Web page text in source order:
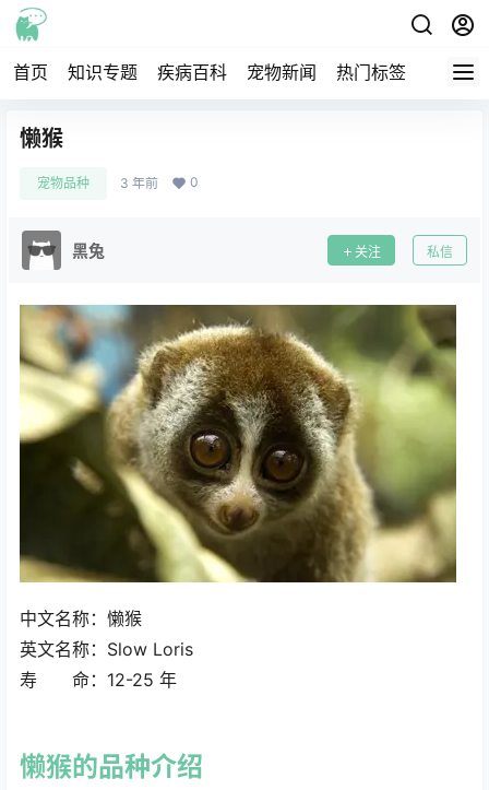
首页 知识专题 疾病百科 宠物新闻 热门标签 交流圈
器
懒猴
宠物品种 3 年前 0
黑兔 关注 私信
中文名称：懒猴
英文名称：Slow Loris
寿 命：12-25 年
懒猴的品种介绍